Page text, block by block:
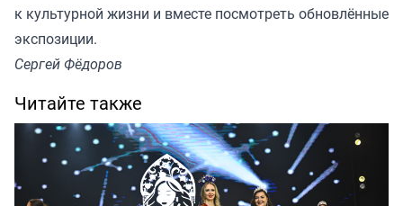
к культурной жизни и вместе посмотреть обновлённые
экспозиции.
Сергей Фёдоров
Читайте также